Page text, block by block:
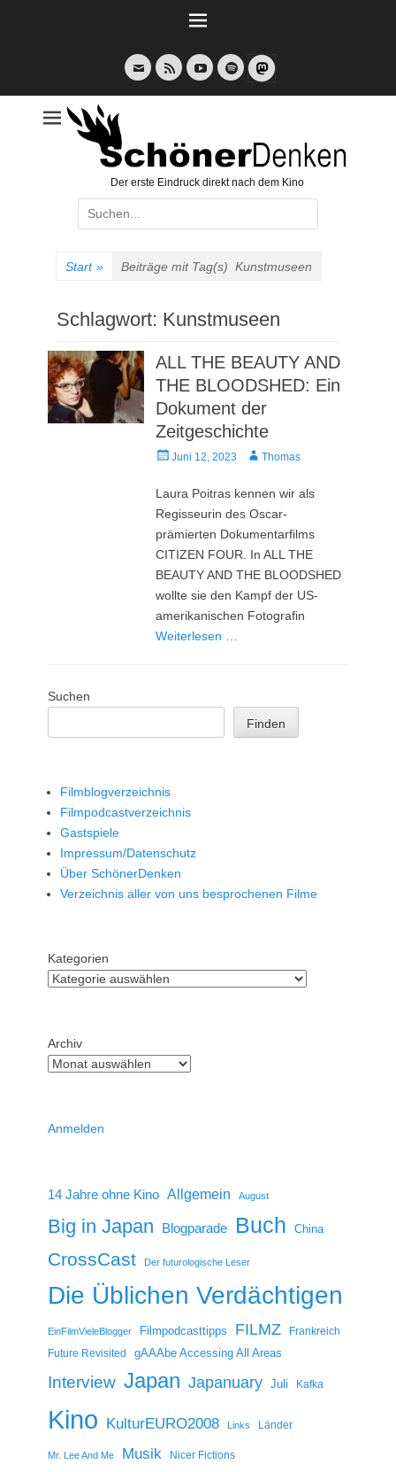
E-
Mail
Feed YouTubeSpotify
Der erste Eindruck direkt nach dem Kino
Suche
nach:
Start » Beiträge mit Tag(s) Kunstmuseen
Schlagwort: Kunstmuseen
ALL THE BEAUTY AND
THE BLOODSHED: Ein
Dokument der
Zeitgeschichte
Veröffentlicht
Juni 12, 2023 AutorThomas
Laura Poitras kennen wir als
Regisseurin des Oscar-
prämierten Dokumentarfilms
CITIZEN FOUR. In ALL THE
BEAUTY AND THE BLOODSHED
wollte sie den Kampf der US-
amerikanischen Fotografin
Weiterlesen …
Suchen
Finden
Filmblogverzeichnis
Filmpodcastverzeichnis
Gastspiele
Impressum/Datenschutz
Über SchönerDenken
Verzeichnis aller von uns besprochenen Filme
Kategorien
Archiv
Anmelden
14 Jahre ohne Kino Allgemein August
Big in Japan Blogparade Buch China
CrossCast Der futurologische Leser
Die Üblichen Verdächtigen
EinFilmVieleBlogger Filmpodcasttipps FILMZ
Frankreich
Future Revisited
gAAAbe Accessing All Areas
Interview Japan Japanuary Juli Kafka
Kino KulturEURO2008 Links Länder
Mr. Lee And Me Musik Nicer Fictions